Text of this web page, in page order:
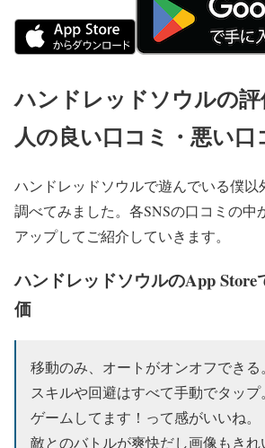
ハンドレッドソウルの
人の良い口コミ・悪い口
ハンドレッドソウルで遊んでいる僕以
調べてみました。各SNSの口コミの中
アップしてご紹介していきます。
ハンドレッドソウルのApp
価
移動のみ、オートがオンオフできる。
スキルや回避はすべて手動でタップ。
ゲームしてます！って感がいいね。
敵とのバトルが爽快だし画像もきれ